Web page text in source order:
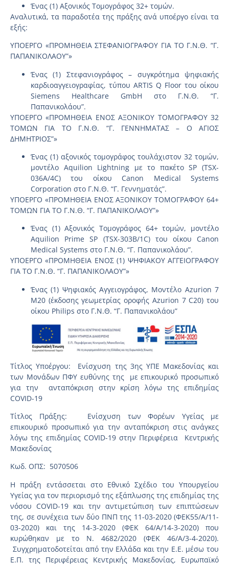
Ένας (1) Αξονικός Τομογράφος 32+ τομών.
Αναλυτικά, τα παραδοτέα της πράξης ανά υποέργο είναι τα
εξής:
ΥΠΟΕΡΓΟ «ΠΡΟΜΗΘΕΙΑ ΣΤΕΦΑΝΙΟΓΡΑΦΟΥ ΓΙΑ ΤΟ Γ.Ν.Θ. “Γ.
ΠΑΠΑΝΙΚΟΛΑΟΥ”»
Ένας (1) Στεφανιογράφος – συγκρότημα ψηφιακής
καρδιοαγγειογραφίας, τύπου ARTIS Q Floor του οίκου
Siemens Healthcare GmbH στο Γ.Ν.Θ. “Γ.
Παπανικολάου”.
ΥΠΟΕΡΓΟ «ΠΡΟΜΗΘΕΙΑ ΕΝΟΣ ΑΞΟΝΙΚΟΥ ΤΟΜΟΓΡΑΦΟΥ 32
ΤΟΜΩΝ ΓΙΑ ΤΟ Γ.Ν.Θ. “Γ. ΓΕΝΝΗΜΑΤΑΣ – Ο ΑΓΙΟΣ
ΔΗΜΗΤΡΙΟΣ”»
Ένας (1) αξονικός τομογράφος τουλάχιστον 32 τομών,
μοντέλο Aquilion Lightning με το πακέτο SP (TSX-
036A/4C) του οίκου Canon Medical Systems
Corporation στο Γ.Ν.Θ. “Γ. Γεννηματάς”.
ΥΠΟΕΡΓΟ «ΠΡΟΜΗΘΕΙΑ ΕΝΟΣ ΑΞΟΝΙΚΟΥ ΤΟΜΟΓΡΑΦΟΥ 64+
ΤΟΜΩΝ ΓΙΑ ΤΟ Γ.Ν.Θ. “Γ. ΠΑΠΑΝΙΚΟΛΑΟΥ”»
Ένας (1) Αξονικός Τομογράφος 64+ τομών, μοντέλο
Aquilion Prime SP (TSX-303B/1C) του οίκου Canon
Medical Systems στο Γ.Ν.Θ. “Γ. Παπανικολάου”.
ΥΠΟΕΡΓΟ «ΠΡΟΜΗΘΕΙΑ ΕΝΟΣ (1) ΨΗΦΙΑΚΟΥ ΑΓΓΕΙΟΓΡΑΦΟΥ
ΓΙΑ ΤΟ Γ.Ν.Θ. “Γ. ΠΑΠΑΝΙΚΟΛΑΟΥ”»
Ένας (1) Ψηφιακός Αγγειογράφος, Μοντέλο Azurion 7
Μ20 (έκδοσης γεωμετρίας οροφής Azurion 7 C20) του
οίκου Philips στο Γ.Ν.Θ. “Γ. Παπανικολάου”
Τίτλος Υποέργου: Ενίσχυση της 3ης ΥΠΕ Μακεδονίας και
των Μονάδων ΠΦΥ ευθύνης της με επικουρικό προσωπικό
για την ανταπόκριση στην κρίση λόγω της επιδημίας
COVID-19
Τίτλος Πράξης: Ενίσχυση των Φορέων Υγείας με
επικουρικό προσωπικό για την ανταπόκριση στις ανάγκες
λόγω της επιδημίας COVID-19 στην Περιφέρεια Κεντρικής
Μακεδονίας
Κωδ. ΟΠΣ: 5070506
Η πράξη εντάσσεται στο Εθνικό Σχέδιο του Υπουργείου
Υγείας για τον περιορισμό της εξάπλωσης της επιδημίας της
νόσου COVID-19 και την αντιμετώπιση των επιπτώσεων
της, σε συνέχεια των δύο ΠΝΠ της 11-03-2020 (ΦΕΚ55/Α/11-
03-2020) και της 14-3-2020 (ΦΕΚ 64/Α/14-3-2020) που
κυρώθηκαν με το Ν. 4682/2020 (ΦΕΚ 46/Α/3-4-2020).
Συγχρηματοδοτείται από την Ελλάδα και την Ε.Ε. μέσω του
Ε.Π. της Περιφέρειας Κεντρικής Μακεδονίας, Ευρωπαϊκό